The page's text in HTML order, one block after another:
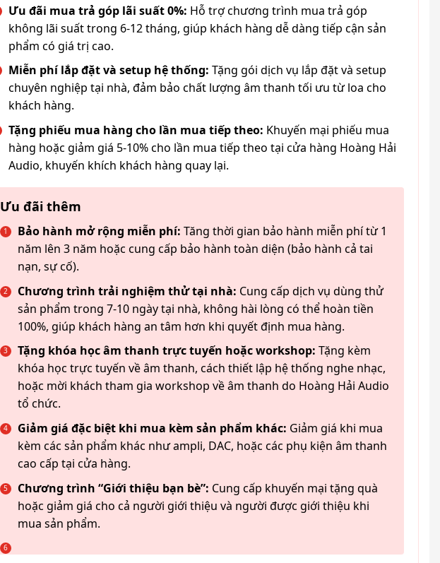
Ưu đãi mua trả góp lãi suất 0%: Hỗ trợ chương trình mua trả góp
không lãi suất trong 6-12 tháng, giúp khách hàng dễ dàng tiếp cận sản
phẩm có giá trị cao.
Miễn phí lắp đặt và setup hệ thống: Tặng gói dịch vụ lắp đặt và setup
chuyên nghiệp tại nhà, đảm bảo chất lượng âm thanh tối ưu từ loa cho
khách hàng.
Tặng phiếu mua hàng cho lần mua tiếp theo: Khuyến mại phiếu mua
hàng hoặc giảm giá 5-10% cho lần mua tiếp theo tại cửa hàng Hoàng Hải
Audio, khuyến khích khách hàng quay lại.
Ưu đãi thêm
Bảo hành mở rộng miễn phí: Tăng thời gian bảo hành miễn phí từ 1
năm lên 3 năm hoặc cung cấp bảo hành toàn diện (bảo hành cả tai
nạn, sự cố).
Chương trình trải nghiệm thử tại nhà: Cung cấp dịch vụ dùng thử
sản phẩm trong 7-10 ngày tại nhà, không hài lòng có thể hoàn tiền
100%, giúp khách hàng an tâm hơn khi quyết định mua hàng.
Tặng khóa học âm thanh trực tuyến hoặc workshop: Tặng kèm
khóa học trực tuyến về âm thanh, cách thiết lập hệ thống nghe nhạc,
hoặc mời khách tham gia workshop về âm thanh do Hoàng Hải Audio
tổ chức.
Giảm giá đặc biệt khi mua kèm sản phẩm khác: Giảm giá khi mua
kèm các sản phẩm khác như ampli, DAC, hoặc các phụ kiện âm thanh
cao cấp tại cửa hàng.
Chương trình “Giới thiệu bạn bè”: Cung cấp khuyến mại tặng quà
hoặc giảm giá cho cả người giới thiệu và người được giới thiệu khi
mua sản phẩm.